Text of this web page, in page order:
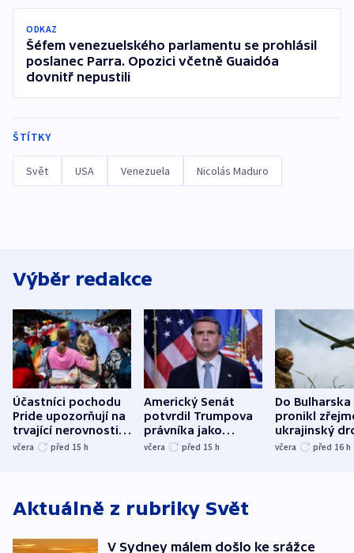
ODKAZ
Šéfem venezuelského parlamentu se prohlásil
poslanec Parra. Opozici včetně Guaidóa
dovnitř nepustili
ŠTÍTKY
Svět USA Venezuela Nicolás Maduro
Výběr redakce
Účastníci pochodu
Pride upozorňují na
trvající nerovnosti i
společenskou
včera před 15 h
Americký Senát
potvrdil Trumpova
právníka jako
ministra
včera před 15 h
Do Bulharska
pronikl
ukrajinský
explodoval
včera před 16 h
Aktuálně z rubriky Svět
V Sydney málem došlo ke srážce